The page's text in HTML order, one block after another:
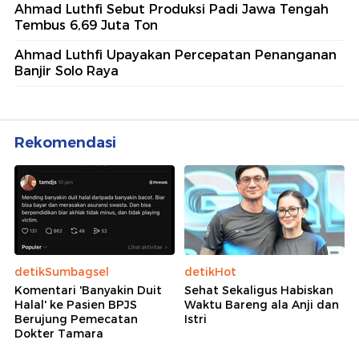
Ahmad Luthfi Sebut Produksi Padi Jawa Tengah
Tembus 6,69 Juta Ton
Ahmad Luthfi Upayakan Percepatan Penanganan
Banjir Solo Raya
Rekomendasi
detikSumbagsel
Komentari 'Banyakin Duit
Halal' ke Pasien BPJS
Berujung Pemecatan
Dokter Tamara
detikHot
Sehat Sekaligus Habiskan
Waktu Bareng ala Anji dan
Istri